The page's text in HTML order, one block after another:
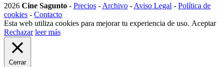
2026 Cine Sagunto - Precios - Archivo - Aviso Legal - Política de
cookies - Contacto
Esta web utiliza cookies para mejorar tu experiencia de uso. Aceptar
Rechazar leer más
Cerrar